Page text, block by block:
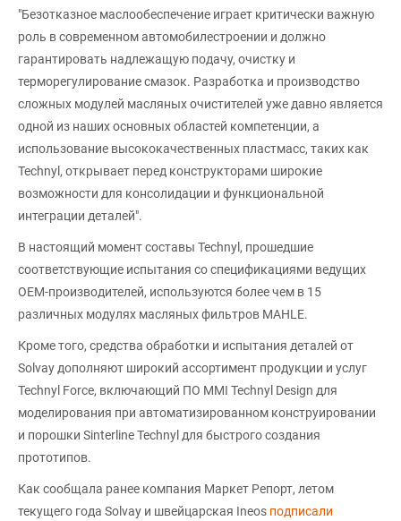
"Безотказное маслообеспечение играет критически важную
роль в современном автомобилестроении и должно
гарантировать надлежащую подачу, очистку и
терморегулирование смазок. Разработка и производство
сложных модулей масляных очистителей уже давно является
одной из наших основных областей компетенции, а
использование высококачественных пластмасс, таких как
Technyl, открывает перед конструкторами широкие
возможности для консолидации и функциональной
интеграции деталей".
В настоящий момент составы Technyl, прошедшие
соответствующие испытания со спецификациями ведущих
OEM-производителей, используются более чем в 15
различных модулях масляных фильтров MAHLE.
Кроме того, средства обработки и испытания деталей от
Solvay дополняют широкий ассортимент продукции и услуг
Technyl Force, включающий ПО MMI Technyl Design для
моделирования при автоматизированном конструировании
и порошки Sinterline Technyl для быстрого создания
прототипов.
Как сообщала ранее компания Маркет Репорт, летом
текущего года Solvay и швейцарская Ineos подписали